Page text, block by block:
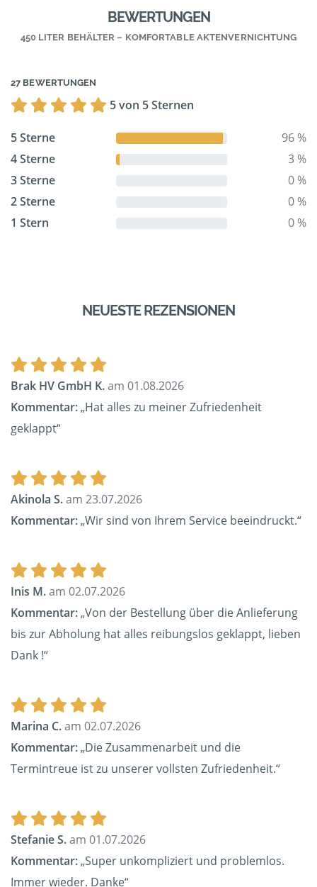
BEWERTUNGEN
450 LITER BEHÄLTER – KOMFORTABLE AKTENVERNICHTUNG
27 BEWERTUNGEN
5 von 5 Sternen
5 Sterne
96 %
4 Sterne
3 %
3 Sterne
0 %
2 Sterne
0 %
1 Stern
0 %
NEUESTE REZENSIONEN
Brak HV GmbH K.am 01.08.2026
Kommentar:„Hat alles zu meiner Zufriedenheit
geklappt“
Akinola S.am 23.07.2026
Kommentar:„Wir sind von Ihrem Service beeindruckt.“
Inis M.am 02.07.2026
Kommentar:„Von der Bestellung über die Anlieferung
bis zur Abholung hat alles reibungslos geklappt, lieben
Dank !“
Marina C.am 02.07.2026
Kommentar:„Die Zusammenarbeit und die
Termintreue ist zu unserer vollsten Zufriedenheit.“
Stefanie S.am 01.07.2026
Kommentar:„Super unkompliziert und problemlos.
Immer wieder. Danke“